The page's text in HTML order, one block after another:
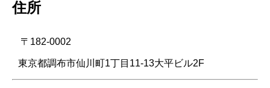
住所
〒182-0002
東京都調布市仙川町1丁目11-13大平ビル2F